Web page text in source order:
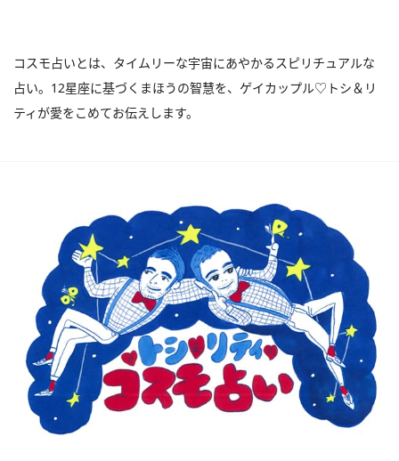
コスモ占いとは、タイムリーな宇宙にあやかるスピリチュアルな
占い。12星座に基づくまほうの智慧を、ゲイカップル♡トシ＆リ
ティが愛をこめてお伝えします。